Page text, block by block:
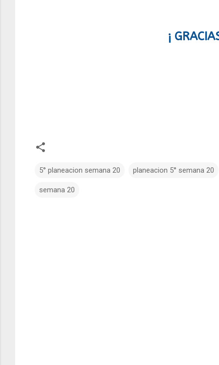
¡
5° planeacion semana 20 planeacion 5° semana 20
semana 20